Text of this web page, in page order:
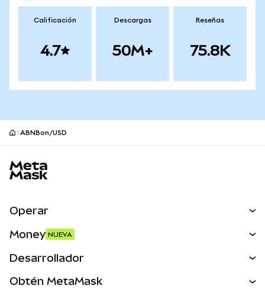
Calificación
4.7
Descargas
50M+
Reseñas
75.8K
ABNBon/USD
Operar
Activos del mundo real
Money NUEVA
Desarrollador
Obtén MetaMask